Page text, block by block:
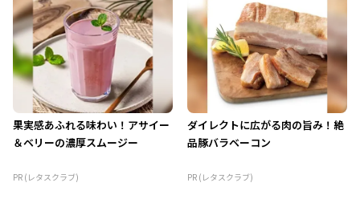
果実感あふれる味わい！アサイー
＆ベリーの濃厚スムージー
PR (レタスクラブ)
ダイレクトに広がる肉の旨み！絶
品豚バラベーコン
PR (レタスクラブ)